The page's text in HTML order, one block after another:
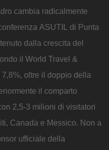
cambia radicalmente
ASUTIL di Punta
dalla crescita del
il World Travel &
oltre il doppio della
il comparto
2,5-3 milioni di visitatori
Canada e Messico. Non a
ufficiale della